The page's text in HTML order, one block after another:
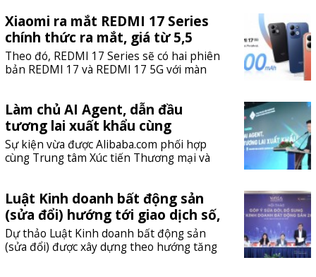
làm đẹp từ tế bào gốc người, theo Sở Y tế
Hà Nội.
Xiaomi ra mắt REDMI 17 Series
chính thức ra mắt, giá từ 5,5
triệu đồng
Theo đó, REDMI 17 Series sẽ có hai phiên
bản REDMI 17 và REDMI 17 5G với màn
cùng hàng loạt nâng cấp về độ bền và
chính sách hậu mãi.
Làm chủ AI Agent, dẫn đầu
tương lai xuất khẩu cùng
Alibaba.com
Sự kiện vừa được Alibaba.com phối hợp
cùng Trung tâm Xúc tiến Thương mại và
Luật Kinh doanh bất động sản
(sửa đổi) hướng tới giao dịch số,
giảm thủ tục cho doanh nghiệp
Dự thảo Luật Kinh doanh bất động sản
(sửa đổi) được xây dựng theo hướng tăng